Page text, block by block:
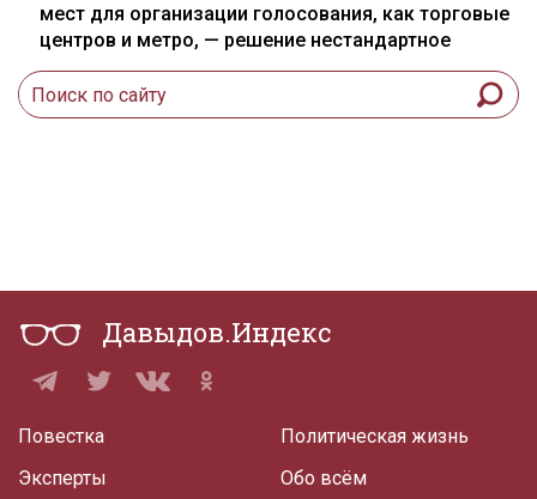
мест для организации голосования, как торговые
центров и метро, — решение нестандартное
Давыдов.Индекс
Повестка
Эксперты
Политическая жизнь
Обо всём